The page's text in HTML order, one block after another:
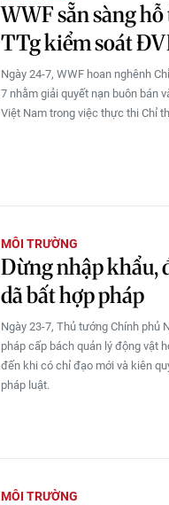
WWF sẵn sàng
TTg kiểm soát
Ngày 24-7, WWF hoan nghênh
7 nhằm giải quyết nạn buôn bán
Việt Nam trong việc thực thi Chỉ
MÔI TRƯỜNG
Dừng nhập khẩu,
dã bất hợp pháp
Ngày 23-7, Thủ tướng Chính phủ
pháp cấp bách quản lý động vật
đến khi có chỉ đạo mới và kiên
pháp luật.
MÔI TRƯỜNG